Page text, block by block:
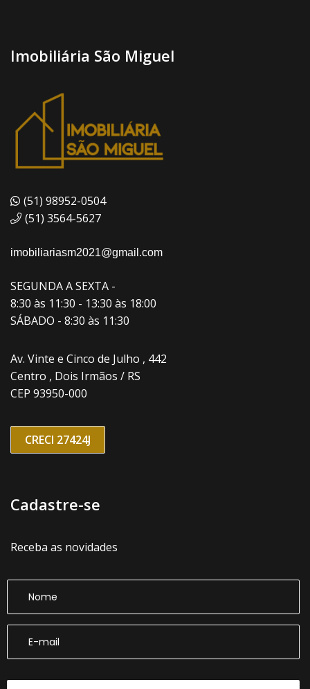
Imobiliária São Miguel
(51) 98952-0504
(51) 3564-5627
imobiliariasm2021@gmail.com
SEGUNDA A SEXTA -
8:30 às 11:30 - 13:30 às 18:00
SÁBADO - 8:30 às 11:30
Av. Vinte e Cinco de Julho , 442
Centro , Dois Irmãos / RS
CEP 93950-000
CRECI 27424J
Cadastre-se
Receba as novidades